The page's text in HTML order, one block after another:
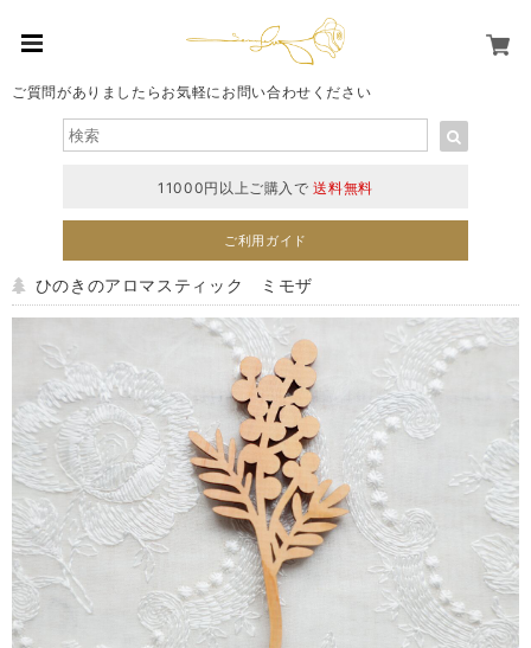
ご質問がありましたらお気軽にお問い合わせください
11000円以上ご購入で送料無料
ご利用ガイド
ひのきのアロマスティック ミモザ